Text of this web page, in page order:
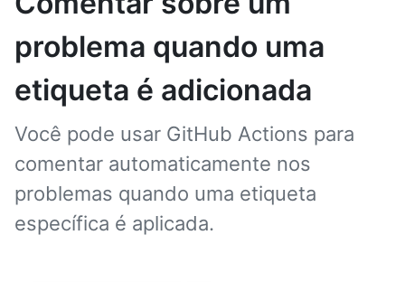
problema quando uma
etiqueta é adicionada
Você pode usar GitHub Actions para
comentar automaticamente nos
problemas quando uma etiqueta
específica é aplicada.